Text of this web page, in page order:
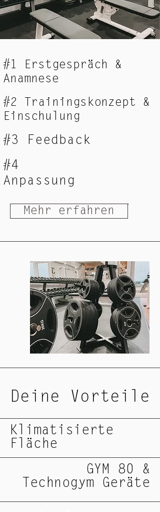
#1 Erstgespräch &
Anamnese
#2 Trainingskonzept &
Einschulung
#3 Feedback
#4
Anpassung
Mehr erfahren
Deine Vorteile
Klimatisierte
Fläche
GYM 80 &
Technogym Geräte